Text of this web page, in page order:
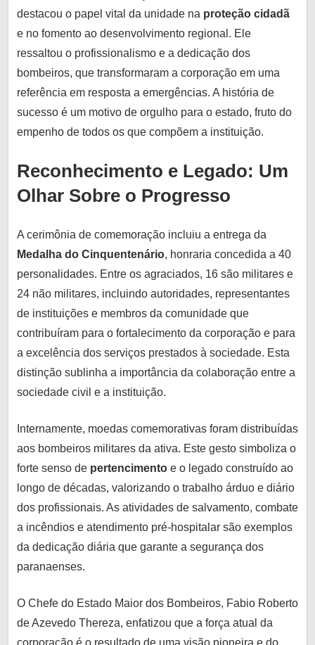
destacou o papel vital da unidade na proteção cidadã
e no fomento ao desenvolvimento regional. Ele
ressaltou o profissionalismo e a dedicação dos
bombeiros, que transformaram a corporação em uma
referência em resposta a emergências. A história de
sucesso é um motivo de orgulho para o estado, fruto do
empenho de todos os que compõem a instituição.
Reconhecimento e Legado: Um
Olhar Sobre o Progresso
A cerimônia de comemoração incluiu a entrega da
Medalha do Cinquentenário, honraria concedida a 40
personalidades. Entre os agraciados, 16 são militares e
24 não militares, incluindo autoridades, representantes
de instituições e membros da comunidade que
contribuíram para o fortalecimento da corporação e para
a excelência dos serviços prestados à sociedade. Esta
distinção sublinha a importância da colaboração entre a
sociedade civil e a instituição.
Internamente, moedas comemorativas foram distribuídas
aos bombeiros militares da ativa. Este gesto simboliza o
forte senso de pertencimento e o legado construído ao
longo de décadas, valorizando o trabalho árduo e diário
dos profissionais. As atividades de salvamento, combate
a incêndios e atendimento pré-hospitalar são exemplos
da dedicação diária que garante a segurança dos
paranaenses.
O Chefe do Estado Maior dos Bombeiros, Fabio Roberto
de Azevedo Thereza, enfatizou que a força atual da
corporação é o resultado de uma visão pioneira e do